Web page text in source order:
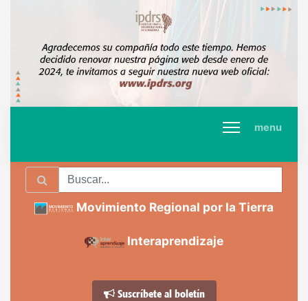
menu
Movimiento Regional por la Tierra
Interaprendizaje
Suscríbete al boletín